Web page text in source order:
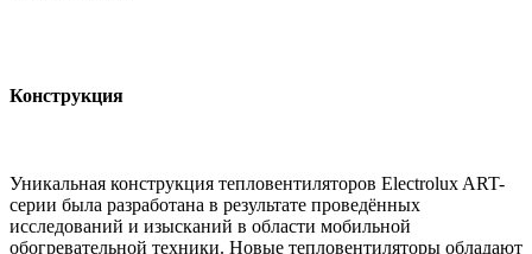
Конструкция
Уникальная конструкция тепловентиляторов Electrolux ART-
серии была разработана в результате проведённых
исследований и изысканий в области мобильной
обогревательной техники. Новые тепловентиляторы обладают